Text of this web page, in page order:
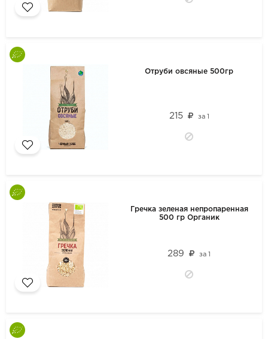
Отруби овсяные 500гр
215 за 1
Гречка зеленая непропаренная
500 гр Органик
289 за1